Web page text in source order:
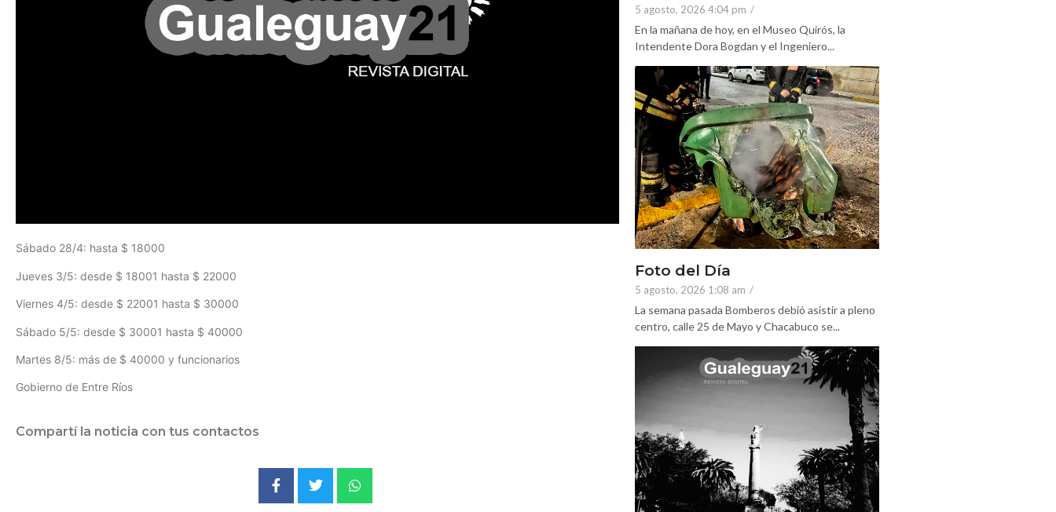
Sábado 28/4: hasta $ 18000
Jueves 3/5: desde $ 18001 hasta $ 22000
Viernes 4/5: desde $ 22001 hasta $ 30000
Sábado 5/5: desde $ 30001 hasta $ 40000
Martes 8/5: más de $ 40000 y funcionarios
Gobierno de Entre Ríos
Compartí la noticia con tus contactos
5 agosto, 2026 4:04 pm /
En la mañana de hoy, en el Museo Quirós, la
Intendente Dora Bogdan y el Ingeniero...
Foto del Día
5 agosto, 2026 1:08 am /
La semana pasada Bomberos debió asistir a pleno
centro, calle 25 de Mayo y Chacabuco se...